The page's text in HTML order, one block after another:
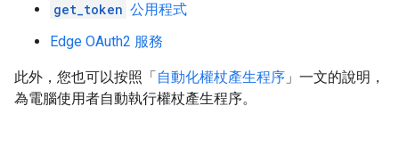
get_token 公用程式
Edge OAuth2 服務
此外，您也可以按照「自動化權杖產生程序 」一文的說明，
為電腦使用者自動執行權杖產生程序。